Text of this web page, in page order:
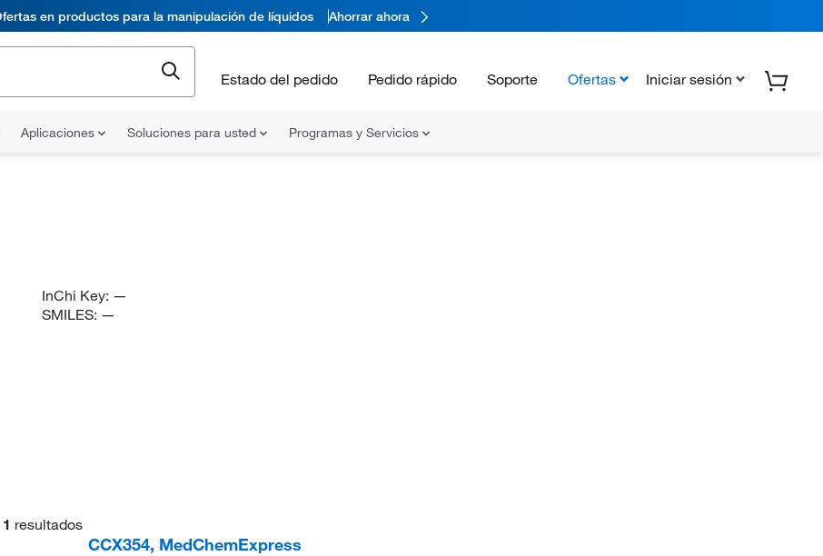
en productos para la manipulación de líquidos Ahorrar ahora
Estado del pedido Pedido rápido Soporte Ofertas Iniciar sesión
Aplicaciones Soluciones para usted Programas y Servicios
InChi Key: —
SMILES: —
1 resultados
CCX354, MedChemExpress